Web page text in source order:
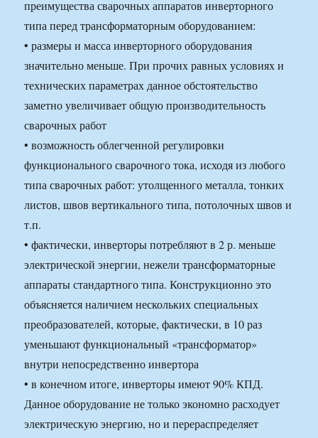
преимущества сварочных аппаратов инверторного
типа перед трансформаторным оборудованием:
• размеры и масса инверторного оборудования
значительно меньше. При прочих равных условиях и
технических параметрах данное обстоятельство
заметно увеличивает общую производительность
сварочных работ
• возможность облегченной регулировки
функционального сварочного тока, исходя из любого
типа сварочных работ: утолщенного металла, тонких
листов, швов вертикального типа, потолочных швов и
т.п.
• фактически, инверторы потребляют в 2 р. меньше
электрической энергии, нежели трансформаторные
аппараты стандартного типа. Конструкционно это
объясняется наличием нескольких специальных
преобразователей, которые, фактически, в 10 раз
уменьшают функциональный «трансформатор»
внутри непосредственно инвертора
• в конечном итоге, инверторы имеют 90% КПД.
Данное оборудование не только экономно расходует
электрическую энергию, но и перераспределяет